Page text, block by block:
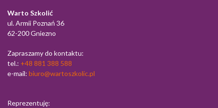
Warto Szkolić
ul. Armii Poznań 36
62-200 Gniezno
Zapraszamy do kontaktu:
tel.: +48 881 388 588
e-mail: biuro@wartoszkolic.pl
Reprezentuję: